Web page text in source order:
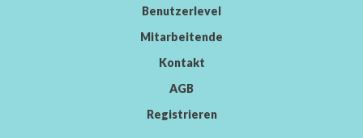
Benutzerlevel
Mitarbeitende
Kontakt
AGB
Registrieren